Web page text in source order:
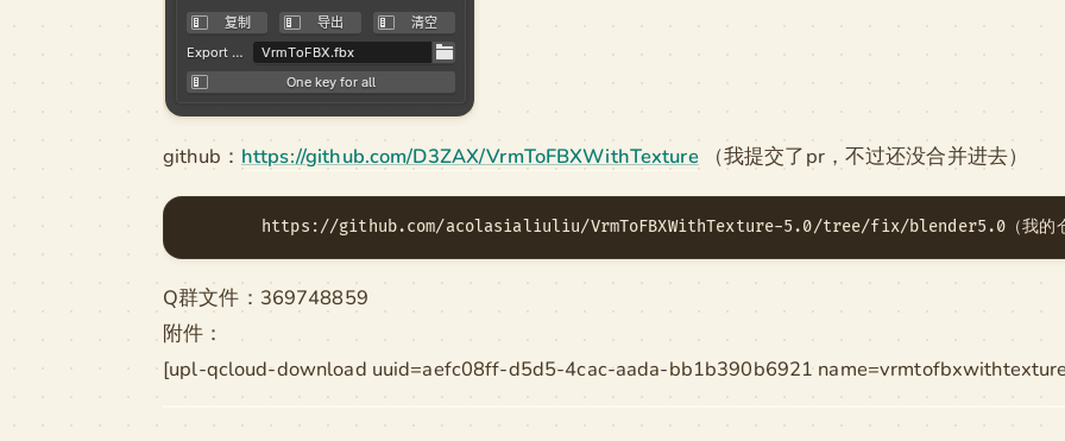
github： https://github.com/D3ZAX/VrmToFBXWithTexture（我提交了pr，不过还没合并进去）
https://github.com/acolasialiuliu/VrmToFBXWithTexture-5.0/tree/fix/blender5.0（我的仓
Q群文件：369748859
附件：
[upl-qcloud-download uuid=aefc08ff-d5d5-4cac-aada-bb1b390b6921